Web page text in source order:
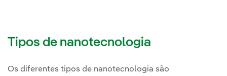
Tipos de nanotecnologia
Os diferentes tipos de nanotecnologia são